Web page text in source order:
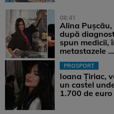
08:41
Alina
după
spun medicii,
metastazele ...
PROSPORT
Ioana Țiriac,
un castel
1.700 de euro